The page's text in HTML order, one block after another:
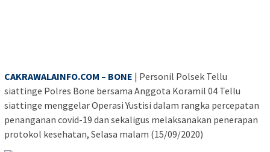
CAKRAWALAINFO.COM – BONE | Personil Polsek Tellu
siattinge Polres Bone bersama Anggota Koramil 04 Tellu
siattinge menggelar Operasi Yustisi dalam rangka percepatan
penanganan covid-19 dan sekaligus melaksanakan penerapan
protokol kesehatan, Selasa malam (15/09/2020)